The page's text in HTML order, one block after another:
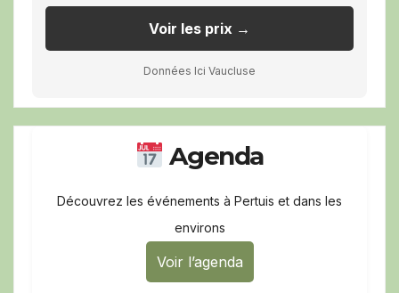
Voir les prix →
Données Ici Vaucluse
Agenda
Découvrez les événements à Pertuis et dans les
environs
Voir l’agenda